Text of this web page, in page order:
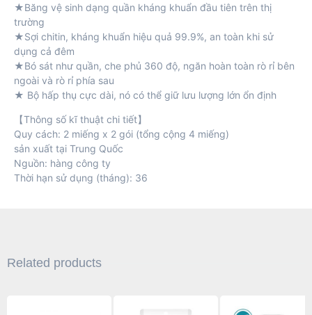
★Băng vệ sinh dạng quần kháng khuẩn đầu tiên trên thị
trường
★Sợi chitin, kháng khuẩn hiệu quả 99.9%, an toàn khi sử
dụng cả đêm
★Bó sát như quần, che phủ 360 độ, ngăn hoàn toàn rò rỉ bên
ngoài và rò rỉ phía sau
★ Bộ hấp thụ cực dài, nó có thể giữ lưu lượng lớn ổn định
【Thông số kĩ thuật chi tiết】
Quy cách: 2 miếng x 2 gói (tổng cộng 4 miếng)
sản xuất tại Trung Quốc
Nguồn: hàng công ty
Thời hạn sử dụng (tháng): 36
Related products